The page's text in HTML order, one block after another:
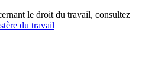
le droit du travail, consultez
du travail